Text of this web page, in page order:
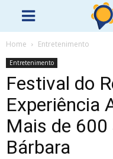
Home Entretenimento
Entretenimento
Festival do
Experiência
Mais de
Bárbara